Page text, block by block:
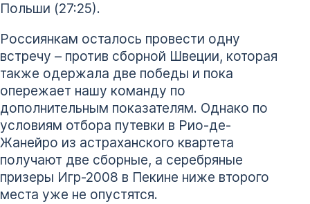
Польши (27:25).
Россиянкам осталось провести одну
встречу – против сборной Швеции, которая
также одержала две победы и пока
опережает нашу команду по
дополнительным показателям. Однако по
условиям отбора путевки в Рио-де-
Жанейро из астраханского квартета
получают две сборные, а серебряные
призеры Игр-2008 в Пекине ниже второго
места уже не опустятся.